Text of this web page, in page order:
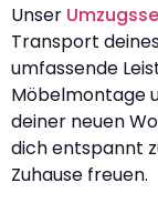
Unser
Transport
umfassende
Möbelmontage
deiner neuen
dich entspannt
Zuhause freuen.